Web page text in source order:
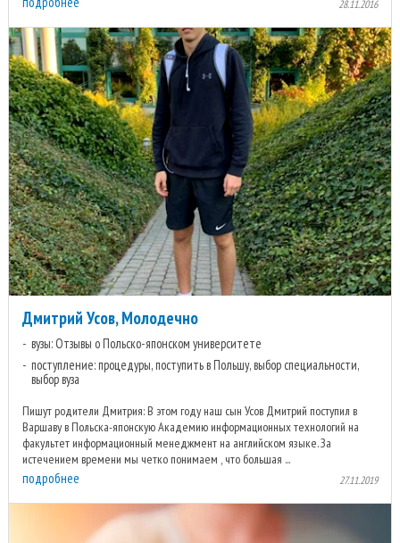
28.11.2016
Дмитрий Усов, Молодечно
вузы: Отзывы о Польско-японском университете
поступление: процедуры, поступить в Польшу, выбор специальности,
выбор вуза
Пишут родители Дмитрия: В этом году наш сын Усов Дмитрий поступил в
Варшаву в Польска-японскую Академию информационных технологий на
факультет информационный менеджмент на английском языке. За
истечением времени мы четко понимаем , что большая ...
подробнее 27.11.2019